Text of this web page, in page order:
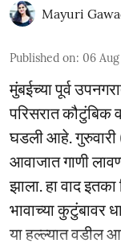
Mayuri
Published on: 06
मुंबईच्या पूर्व
परिसरात कौटुंबिक
घडली आहे. गुरुवारी
आवाजात गाणी
झाला. हा वाद इतका
भावाच्या कुटुंबावर
या हल्ल्यात वडील